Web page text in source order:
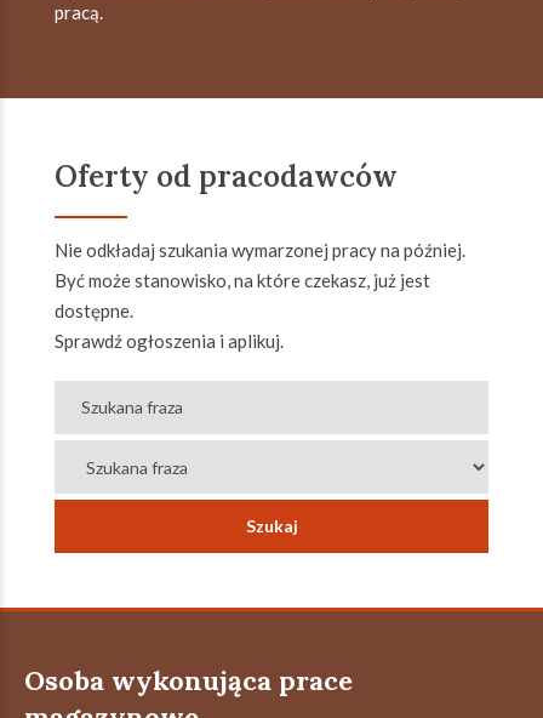
pracą.
Oferty od pracodawców
Nie odkładaj szukania wymarzonej pracy na później.
Być może stanowisko, na które czekasz, już jest
dostępne.
Sprawdź ogłoszenia i aplikuj.
Osoba wykonująca prace